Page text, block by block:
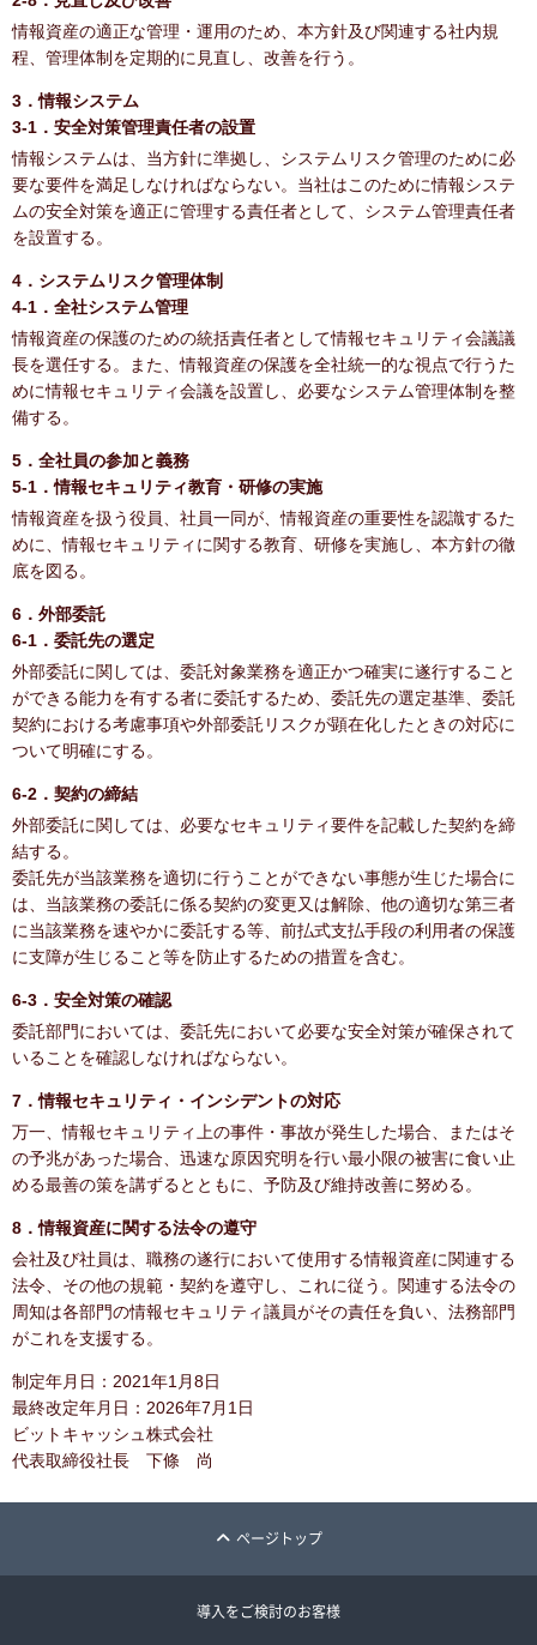
情報資産の適正な管理・運用のため、本方針及び関連する社内規
程、管理体制を定期的に見直し、改善を行う。
3．情報システム
3-1．安全対策管理責任者の設置
情報システムは、当方針に準拠し、システムリスク管理のために必
要な要件を満足しなければならない。当社はこのために情報システ
ムの安全対策を適正に管理する責任者として、システム管理責任者
を設置する。
4．システムリスク管理体制
4-1．全社システム管理
情報資産の保護のための統括責任者として情報セキュリティ会議議
長を選任する。また、情報資産の保護を全社統一的な視点で行うた
めに情報セキュリティ会議を設置し、必要なシステム管理体制を整
備する。
5．全社員の参加と義務
5-1．情報セキュリティ教育・研修の実施
情報資産を扱う役員、社員一同が、情報資産の重要性を認識するた
めに、情報セキュリティに関する教育、研修を実施し、本方針の徹
底を図る。
6．外部委託
6-1．委託先の選定
外部委託に関しては、委託対象業務を適正かつ確実に遂行すること
ができる能力を有する者に委託するため、委託先の選定基準、委託
契約における考慮事項や外部委託リスクが顕在化したときの対応に
ついて明確にする。
6-2．契約の締結
外部委託に関しては、必要なセキュリティ要件を記載した契約を締
結する。
委託先が当該業務を適切に行うことができない事態が生じた場合に
は、当該業務の委託に係る契約の変更又は解除、他の適切な第三者
に当該業務を速やかに委託する等、前払式支払手段の利用者の保護
に支障が生じること等を防止するための措置を含む。
6-3．安全対策の確認
委託部門においては、委託先において必要な安全対策が確保されて
いることを確認しなければならない。
7．情報セキュリティ・インシデントの対応
万一、情報セキュリティ上の事件・事故が発生した場合、またはそ
の予兆があった場合、迅速な原因究明を行い最小限の被害に食い止
める最善の策を講ずるとともに、予防及び維持改善に努める。
8．情報資産に関する法令の遵守
会社及び社員は、職務の遂行において使用する情報資産に関連する
法令、その他の規範・契約を遵守し、これに従う。関連する法令の
周知は各部門の情報セキュリティ議員がその責任を負い、法務部門
がこれを支援する。
制定年月日：2021年1月8日
最終改定年月日：2026年7月1日
ビットキャッシュ株式会社
代表取締役社長 下條 尚
ページトップ
導入をご検討のお客様